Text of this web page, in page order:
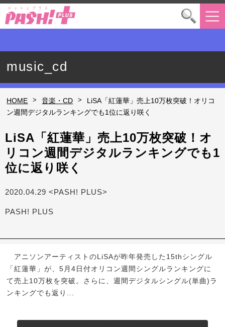
music_cd
HOME > 音楽・CD >
LiSA「紅蓮華」売上10万枚突破！オリコ
ン週間デジタルランキングでも1位に返り咲く
LiSA「紅蓮華」売上10万枚突破！オ
リコン週間デジタルランキングでも1
位に返り咲く
2020.04.29 <PASH! PLUS>
PASH! PLUS
アニソンアーティストのLiSAが昨年発売した15thシングル
「紅蓮華」が、5月4日付オリコン週間シングルランキングに
て売上10万枚を突破。さらに、週間デジタルシングル(単曲)ラ
ンキングでも返り...